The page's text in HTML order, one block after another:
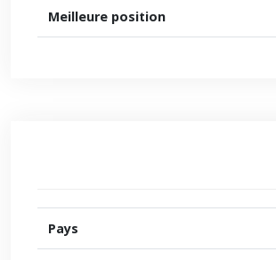
Meilleure position
Pays